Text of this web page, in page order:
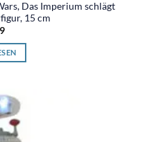
Das Imperium schlägt
15 cm